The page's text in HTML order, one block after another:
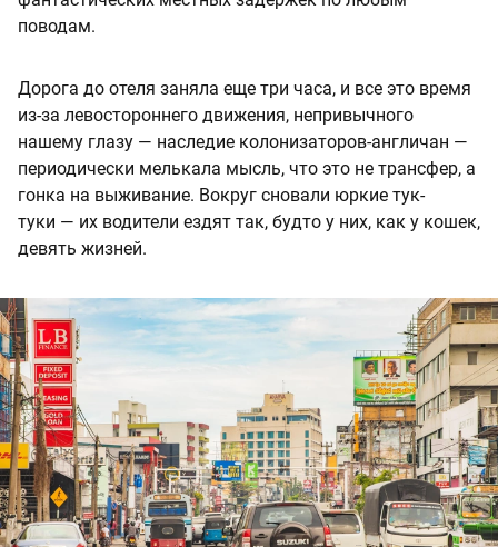
поводам.
Дорога до отеля заняла еще три часа, и все это время
из-за левостороннего движения, непривычного
нашему глазу — наследие колонизаторов-англичан —
периодически мелькала мысль, что это не трансфер, а
гонка на выживание. Вокруг сновали юркие тук-
туки — их водители ездят так, будто у них, как у кошек,
девять жизней.